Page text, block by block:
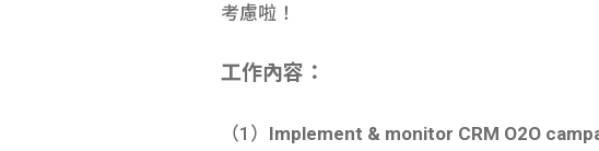
考慮啦！
工作內容：
（1） Implement & monitor CRM O2O